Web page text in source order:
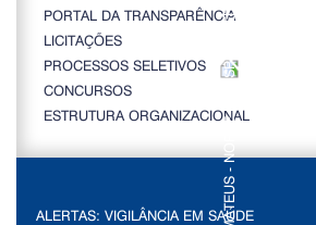
PORTAL DA TRANSPARÊNCIA
LICITAÇÕES
PROCESSOS SELETIVOS
CONCURSOS
ESTRUTURA ORGANIZACIONAL
ALERTAS: VIGILÂNCIA EM SAÚDE